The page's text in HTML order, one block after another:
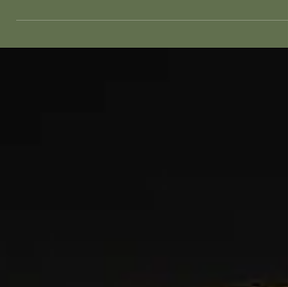
iniziare la routine...